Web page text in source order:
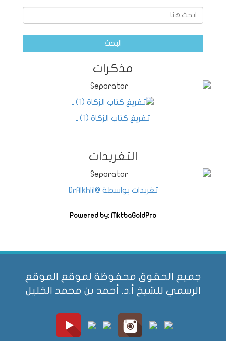
البحث
مذكرات
تفريغ كتاب الزكاة (1) ـ
التغريدات
تغريدات بواسطة @DrAlkhlil
Powered by: MktbaGoldPro
جميع الحقوق محفوظة لموقع الموقع
الرسمي للشيخ أ.د. أحمد بن محمد الخليل